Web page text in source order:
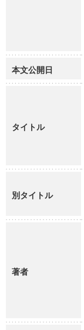
本文公開日
タイトル
別タイトル
著者